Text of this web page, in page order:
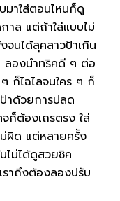
มาใส่ตอนไหนก็ดู
าล แต่ถ้าใส่แบบไม่
จนได้ลุคสาวป้าเกิน
ลองนำทริคดี ๆ ต่อ
ก็ไฉไลจนใคร ๆ ก็
าด้วยการปลด
ก็ต้องเถรตรง ใส่
ผิด แต่หลายครั้ง
ไม่ได้ดูสวยชิค
ราถึงต้องลองปรับ